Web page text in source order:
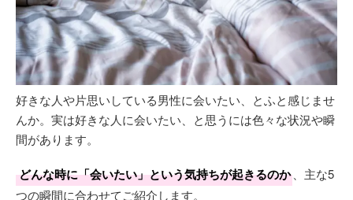
好きな人や片思いしている男性に会いたい、とふと感じませ
んか。実は好きな人に会いたい、と思うには色々な状況や瞬
間があります。
どんな時に「会いたい」という気持ちが起きるのか 、主な5
つの瞬間に合わせてご紹介します。